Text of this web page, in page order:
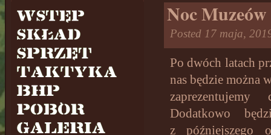
Noc Muzeów
Posted 17 maja,
Po dwóch latach
nas będzie można
zaprezentujemy
Dodatkowo
z późniejszego